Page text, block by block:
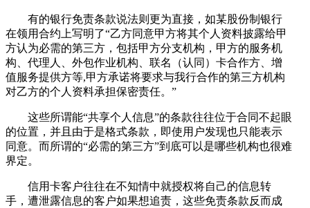
有的银行免责条款说法则更为直接，如某股份制银行
在领用合约上写明了“乙方同意甲方将其个人资料披露给甲
方认为必需的第三方，包括甲方分支机构，甲方的服务机
构、代理人、外包作业机构、联名（认同）卡合作方、增
值服务提供方等,甲方承诺将要求与我行合作的第三方机构
对乙方的个人资料承担保密责任。”
这些所谓能“共享个人信息”的条款往往位于合同不起眼
的位置，并且由于是格式条款，即使用户发现也只能表示
同意。而所谓的“必需的第三方”到底可以是哪些机构也很难
界定。
信用卡客户往往在不知情中就授权将自己的信息转
手，遭泄露信息的客户如果想追责，这些免责条款反而成